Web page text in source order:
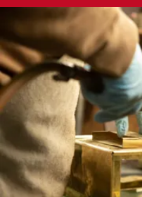
Agrandir